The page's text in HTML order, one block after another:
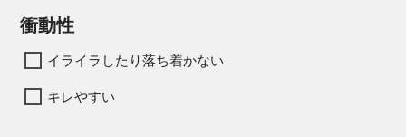
衝動性
イライラしたり落ち着かない
キレやすい